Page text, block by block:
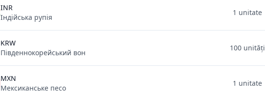
INR
Індійська рупія
1 unitate
KRW
Південнокорейський вон
100 unități
MXN
Мексиканське песо
1 unitate